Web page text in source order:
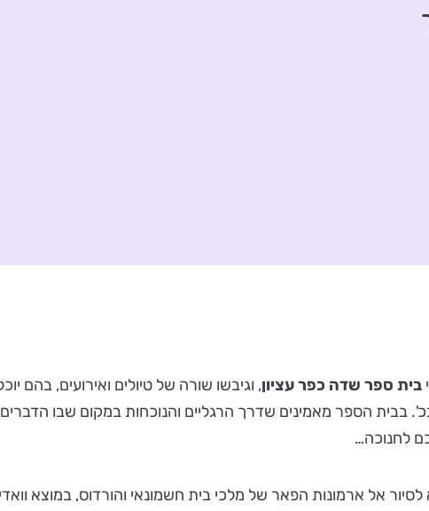
בית ספר שדה כפר עציון, וגיבשו שורה של טיולים ואירועים, בהם
בבית הספר מאמינים שדרך הרגליים והנוכחות במקום שבו
לחנוכה…
לסיור אל ארמונות הפאר של מלכי בית חשמונאי והורדוס, במוצא